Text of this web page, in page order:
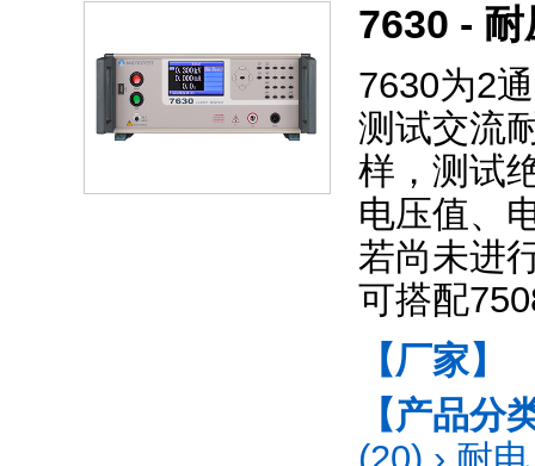
7630 -
7630为2
测试交流
样，测试
电压值、
若尚未进
可搭配
【厂家】
【产品分